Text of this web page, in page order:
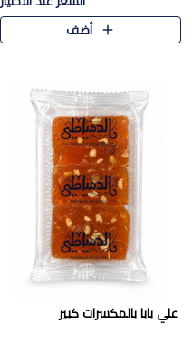
في مذاق شرقي أصيل.
أضف
علي بابا بالمكسرات كبير